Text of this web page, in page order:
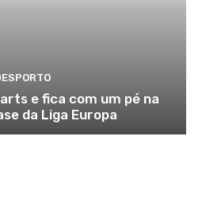
e fica com um pé na
da Liga Europa